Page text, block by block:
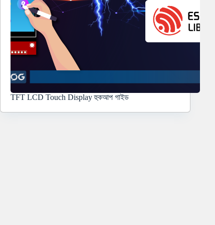
TFT LCD Touch Display হুকআপ গাইড